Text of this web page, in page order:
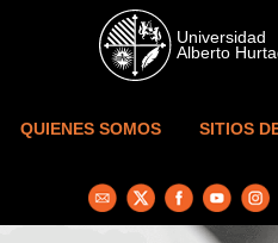
Skip to main content
QUIENES SOMOS SITIOS